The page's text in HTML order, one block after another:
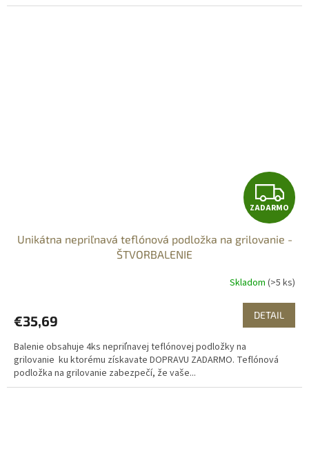
Z
A
D
A
R
M
ZADARMO
Unikátna nepriľnavá teflónová podložka na grilovanie -
ŠTVORBALENIE
Skladom (>5 ks)
€35,69 DETAIL
Balenie obsahuje 4ks nepriľnavej teflónovej podložky na
grilovanie ku ktorému získavate DOPRAVU ZADARMO. Teflónová
podložka na grilovanie zabezpečí, že vaše...